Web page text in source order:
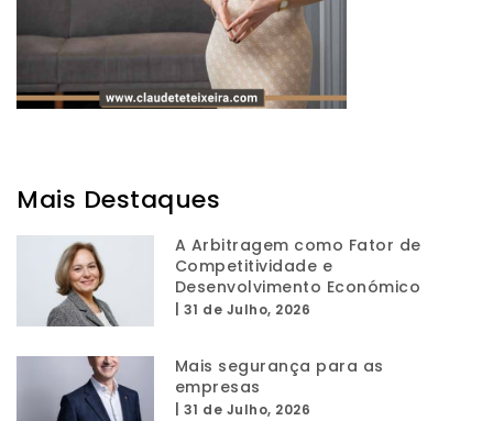
Mais Destaques
A Arbitragem como Fator de
Competitividade e
Desenvolvimento Económico
31 de Julho, 2026
Mais segurança para as
empresas
31 de Julho, 2026